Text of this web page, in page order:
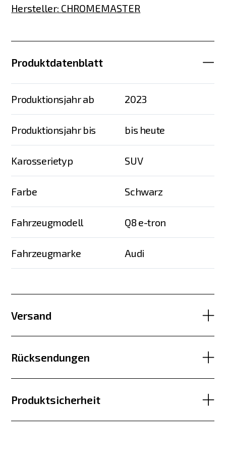
Hersteller: CHROMEMASTER
Produktdatenblatt
Produktionsjahr ab 2023
Produktionsjahr bis bis heute
Karosserietyp SUV
Farbe Schwarz
Fahrzeugmodell Q8 e-tron
Fahrzeugmarke Audi
Versand
Rücksendungen
Produktsicherheit